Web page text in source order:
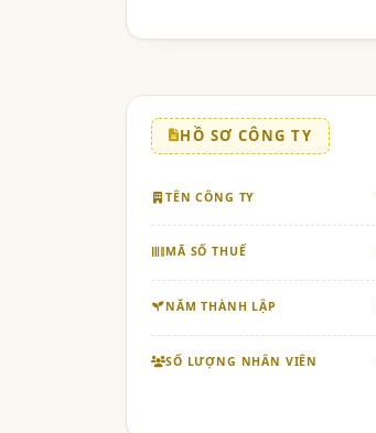
HỒ SƠ CÔNG TY
TÊN CÔNG TY
MÃ SỐ THUẾ
NĂM THÀNH LẬP
SỐ LƯỢNG NHÂN VIÊN